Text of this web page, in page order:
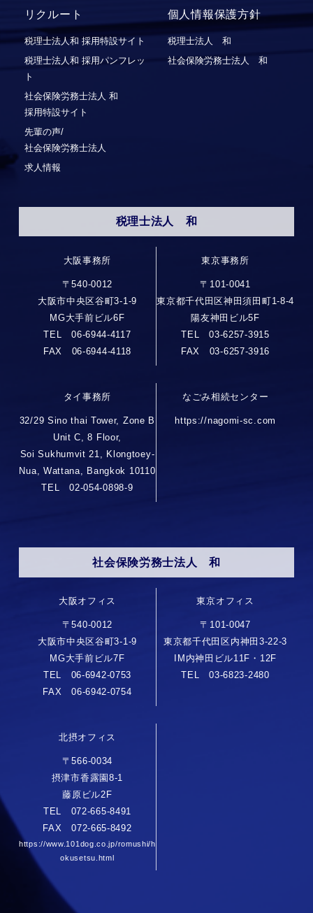
リクルート
税理士法人和 採用特設サイト
税理士法人和 採用パンフレッ
ト
社会保険労務⼠法⼈ 和
採⽤特設サイト
先輩の声/
社会保険労務士法人
求人情報
個人情報保護方針
税理士法人 和
社会保険労務士法人 和
税理士法人 和
大阪事務所
〒540-0012
大阪市中央区谷町3-1-9
MG大手前ビル6F
TEL 06-6944-4117
FAX 06-6944-4118
東京事務所
〒101-0041
東京都千代田区神田須田町1-8-4
陽友神田ビル5F
TEL 03-6257-3915
FAX 03-6257-3916
タイ事務所
32/29 Sino thai Tower, Zone B
Unit C, 8 Floor,
Soi Sukhumvit 21, Klongtoey-
Nua, Wattana, Bangkok 10110
TEL 02-054-0898-9
なごみ相続センター
https://nagomi-sc.com
社会保険労務士法人 和
大阪オフィス
〒540-0012
大阪市中央区谷町3-1-9
MG大手前ビル7F
TEL 06-6942-0753
FAX 06-6942-0754
東京オフィス
〒101-0047
東京都千代田区内神田3-22-3
IM内神田ビル11F・12F
TEL 03-6823-2480
北摂オフィス
〒566-0034
摂津市香露園8-1
藤原ビル2F
TEL 072-665-8491
FAX 072-665-8492
https://www.101dog.co.jp/romushi/h
okusetsu.html